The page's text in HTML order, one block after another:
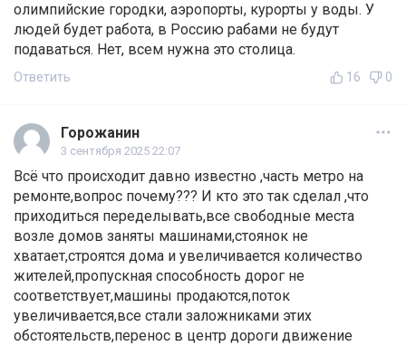
олимпийские городки, аэропорты, курорты у воды. У
людей будет работа, в Россию рабами не будут
подаваться. Нет, всем нужна это столица.
Ответить 16 0
Горожанин
3 сентября 2025 22:07
Всё что происходит давно известно ,часть метро на
ремонте,вопрос почему??? И кто это так сделал ,что
приходиться переделывать,все свободные места
возле домов заняты машинами,стоянок не
хватает,строятся дома и увеличивается количество
жителей,пропускная способность дорог не
соответствует,машины продаются,поток
увеличивается,все стали заложниками этих
обстоятельств,перенос в центр дороги движение